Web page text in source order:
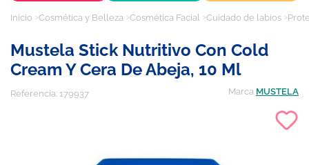
Inicio Cosmética y Belleza Cosmética Facial Cuidado de labios
Mustela Stick Nutritivo Con Cold
Cream Y Cera De Abeja, 10 Ml
Referencia: 179937 Marca MUSTELA